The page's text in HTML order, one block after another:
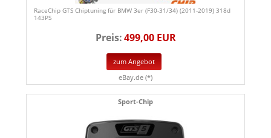
RaceChip GTS Chiptuning für BMW 3er (F30-31/34) (2011-2019) 318d
143PS
Preis:499,00 EUR
zum Angebot
eBay.de (*)
Sport-Chip